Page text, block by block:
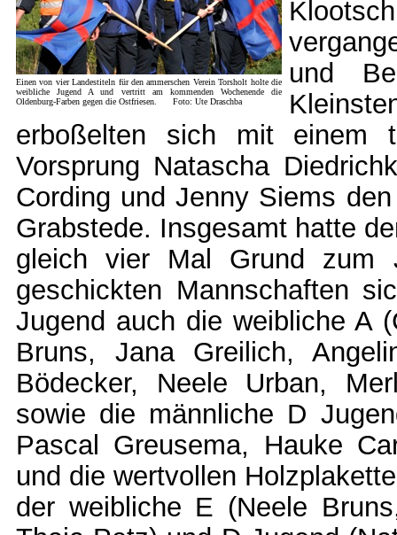
Einen von vier Landestiteln für den ammerschen Verein Torsholt holte die
weibliche Jugend A und vertritt am kommenden Wochenende die
Oldenburg-Farben gegen die Ostfriesen. Foto: Ute Draschba
und
erboßelten sich mit einem
Vorsprung Natascha
Cording und Jenny Siems
Grabstede. Insgesamt hatte
gleich vier Mal Grund zum
geschickten Mannschaften
Jugend auch die weibliche A
Bruns, Jana Greilich,
Bödecker, Neele Urban,
sowie die männliche D
Pascal Greusema, Hauke
und die wertvollen
der weibliche E (Neele